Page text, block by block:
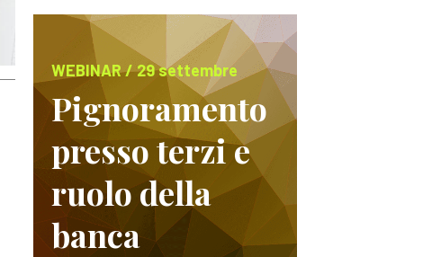
WEBINAR / 29 settembre
Pignoramento
presso terzi e
ruolo della
banca